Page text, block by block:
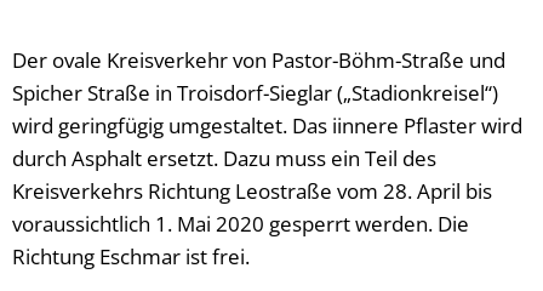
Der ovale Kreisverkehr von Pastor-Böhm-Straße und
Spicher Straße in Troisdorf-Sieglar („Stadionkreisel“)
wird geringfügig umgestaltet. Das iinnere Pflaster wird
durch Asphalt ersetzt. Dazu muss ein Teil des
Kreisverkehrs Richtung Leostraße vom 28. April bis
voraussichtlich 1. Mai 2020 gesperrt werden. Die
Richtung Eschmar ist frei.